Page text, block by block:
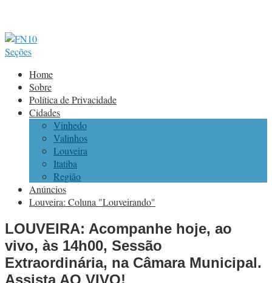
Seções
Home
Sobre
Política de Privacidade
Cidades
Vinhedo
Valinhos
Louveira
Itatiba
Região
Anúncios
Louveira: Coluna "Louveirando"
LOUVEIRA: Acompanhe hoje, ao
vivo, às 14h00, Sessão
Extraordinária, na Câmara Municipal.
Assista AO VIVO!